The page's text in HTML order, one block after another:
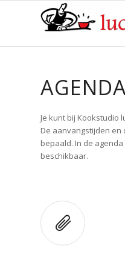
Je kunt bij Kookstudio
De aanvangstijden
bepaald. In de
beschikbaar.